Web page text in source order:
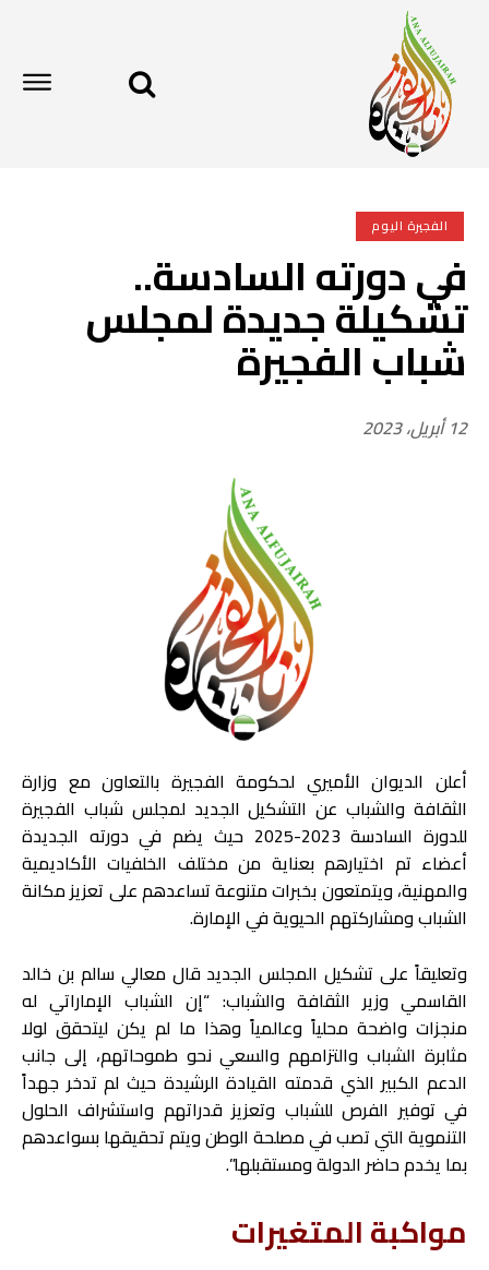
الفجيرة اليوم
في دورته السادسة..
تشكيلة جديدة لمجلس
شباب الفجيرة
12 أبريل، 2023
أعلن الديوان الأميري لحكومة الفجيرة بالتعاون مع وزارة
الثقافة والشباب عن التشكيل الجديد لمجلس شباب الفجيرة
للدورة السادسة 2023-2025 حيث يضم في دورته الجديدة
أعضاء تم اختيارهم بعناية من مختلف الخلفيات الأكاديمية
والمهنية، ويتمتعون بخبرات متنوعة تساعدهم على تعزيز مكانة
الشباب ومشاركتهم الحيوية في الإمارة.
وتعليقاً على تشكيل المجلس الجديد قال معالي سالم بن خالد
القاسمي وزير الثقافة والشباب: “إن الشباب الإماراتي له
منجزات واضحة محلياً وعالمياً وهذا ما لم يكن ليتحقق لولا
مثابرة الشباب والتزامهم والسعي نحو طموحاتهم، إلى جانب
الدعم الكبير الذي قدمته القيادة الرشيدة حيث لم تدخر جهداً
في توفير الفرص للشباب وتعزيز قدراتهم واستشراف الحلول
التنموية التي تصب في مصلحة الوطن ويتم تحقيقها بسواعدهم
بما يخدم حاضر الدولة ومستقبلها”.
مواكبة المتغيرات